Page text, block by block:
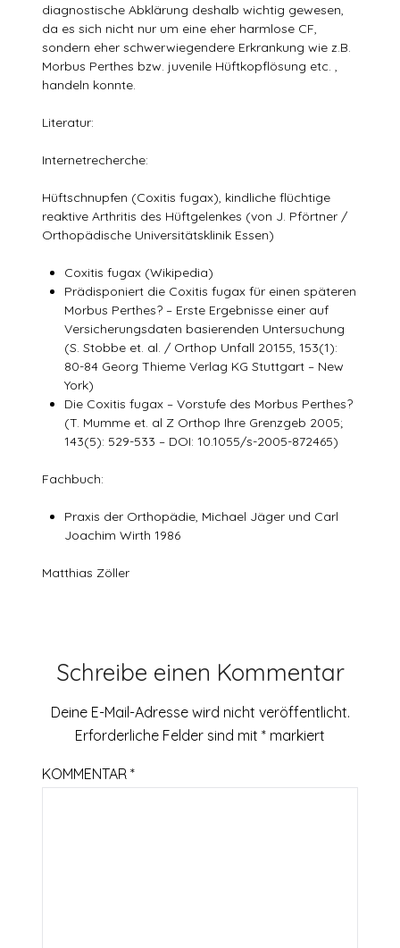
diagnostische Abklärung deshalb wichtig gewesen,
da es sich nicht nur um eine eher harmlose CF,
sondern eher schwerwiegendere Erkrankung wie z.B.
Morbus Perthes bzw. juvenile Hüftkopflösung etc. ,
handeln konnte.
Literatur:
Internetrecherche:
Hüftschnupfen (Coxitis fugax), kindliche flüchtige
reaktive Arthritis des Hüftgelenkes (von J. Pförtner /
Orthopädische Universitätsklinik Essen)
Coxitis fugax (Wikipedia)
Prädisponiert die Coxitis fugax für einen späteren
Morbus Perthes? – Erste Ergebnisse einer auf
Versicherungsdaten basierenden Untersuchung
(S. Stobbe et. al. / Orthop Unfall 20155, 153(1):
80-84 Georg Thieme Verlag KG Stuttgart – New
York)
Die Coxitis fugax – Vorstufe des Morbus Perthes?
(T. Mumme et. al Z Orthop Ihre Grenzgeb 2005;
143(5): 529-533 – DOI: 10.1055/s-2005-872465)
Fachbuch:
Praxis der Orthopädie, Michael Jäger und Carl
Joachim Wirth 1986
Matthias Zöller
Schreibe einen Kommentar
Deine E-Mail-Adresse wird nicht veröffentlicht.
Erforderliche Felder sind mit * markiert
KOMMENTAR*